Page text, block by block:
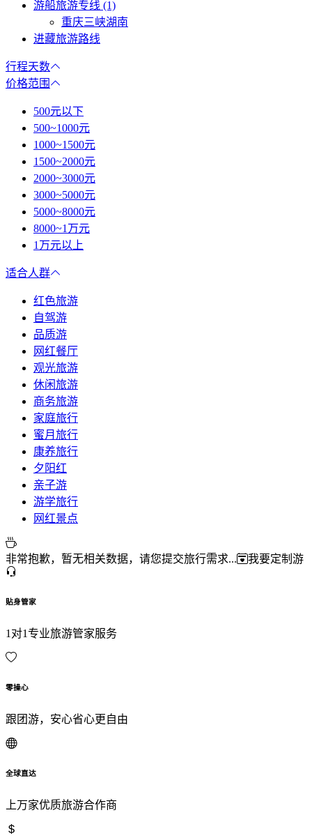
游船旅游专线 (1)
重庆三峡湖南
进藏旅游路线
行程天数
价格范围
500元以下
500~1000元
1000~1500元
1500~2000元
2000~3000元
3000~5000元
5000~8000元
8000~1万元
1万元以上
适合人群
红色旅游
自驾游
品质游
网红餐厅
观光旅游
休闲旅游
商务旅游
家庭旅行
蜜月旅行
康养旅行
夕阳红
亲子游
游学旅行
网红景点
非常抱歉，暂无相关数据，请您提交旅行需求... 我要定制游
贴身管家
1对1专业旅游管家服务
零操心
跟团游，安心省心更自由
全球直达
上万家优质旅游合作商